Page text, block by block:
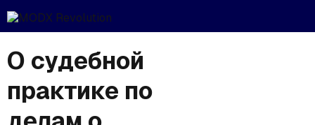
О судебной
практике по